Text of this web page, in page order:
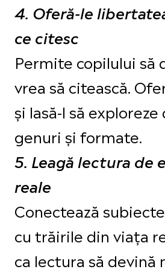
4. Oferă-le
ce citesc
Permite copilului să
vrea să citească.
și lasă-l să
genuri și formate.
5. Leagă lectura de
reale
Conectează
cu trăirile din viața
ca lectura să devină